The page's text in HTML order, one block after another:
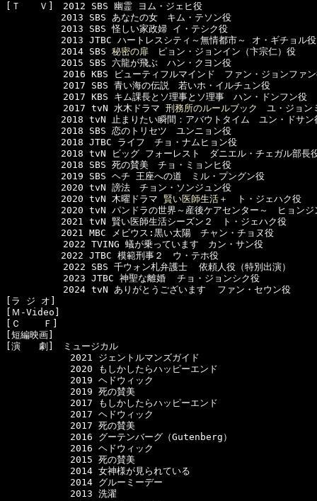
[Ｔ　　Ｖ]　2012 SBS 幽霊 ヨム・ジェヒ役
2013 SBS あなたの女　キム・テソン役
2013 SBS 怪しい家政婦 イ・テシク役
2013 JTBC ハートレスシティ～無情都市～ オ・ギチョル役
2014 SBS 秘密の扉 ピョン・ジョンイン（卞宗仁）役
2015 SBS 六龍が飛ぶ　ハン・クヨン役
　　　　　2016 KBS ビューティフルマインド　ファン・ジョンファ
  　　　　　2017 SBS 青い海の伝説　若いホ・イルチュン役
  　　　　　2017 KBS キム課長とソ理事とソ理事　ハン・ドンフン役
  　　　　　2017 tvN 水木ドラマ
刑務所のルールブック
ユ・ジョン
2018 tvN 止まりたい瞬間：アバウトタイム　ユン・ドサン
2018 SBS 恋のトリセツ　ユンニョン役
2018 JTBC ライフ　チョ・ナムヒョン役
2018 tvN ビッグ フォーレスト　ダニエル・チェガル部長
2018 SBS 死の賛美　チョ・ミョンヒ役
2019 SBS ヘチ 王座への道　ミル・プングン役
2020 tvN 謗法　チョン・ソンジュン役
2020 tvN 木曜ドラマ 賢い医師生活＋
ト・ジェハク役
2020 tvN パンドラの世界～産後ケアセンター～　ヒョンジンの
2021 tvN 賢い医師生活シーズン２　ト・ジェハク役
2021 MBC メビウス:黒い太陽　チャン・チョヌ役
  　　　　　2022 TVING 蟻が乗っています　カン・サン役
2022 JTBC 模範刑事２　ウ・テホ役
  　　　　　2022 SBS 千ウォン札弁護士  依頼人役（特別出演）
  　　　　　2023 JTBC 神聖な離婚  チョ・ジョンシク役
  　　　　　2024 tvN ありがとうございます  ファン・セウン役
[ラ ジ オ]
[Ｍ-Video]
[Ｃ    Ｆ]
[短編映画]
[演　　劇]　ミュージカル
2021 ジェントルマンズガイド
2020 もしかしたらハッピーエンド
2019 ヘドウィック
2019 死の賛美
2017 もしかしたらハッピーエンド
2017 ヘドウィック
2017 死の賛美
2016 グーテンバーグ（Gutenberg）
2016 ヘドウィック
2015 死の賛美
2014 女神様が見られている
2014 グルーミーデー
2013 洗濯